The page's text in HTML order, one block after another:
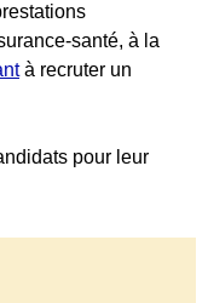
santé, à la
à recruter un
pour leur